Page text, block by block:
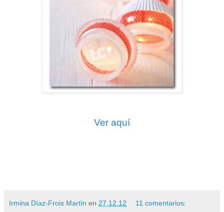
Ver aquí
Irmina Díaz-Frois Martín en 27.12.12 11 comentarios: